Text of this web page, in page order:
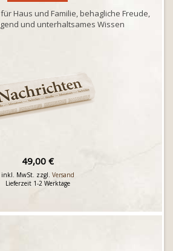
Haus und Familie, behagliche Freude,
und unterhaltsames Wissen
49,00 €
inkl. MwSt. zzgl. Versand
Lieferzeit 1-2 Werktage